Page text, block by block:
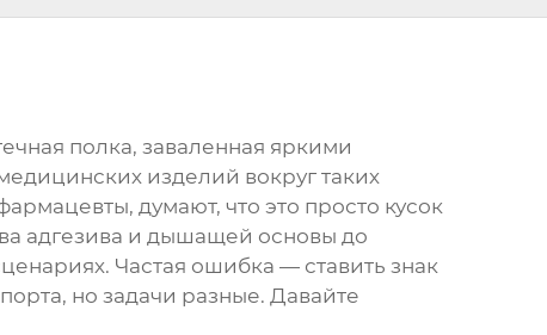
полка, заваленная яркими
изделий вокруг таких
думают, что это просто кусок
адгезива и дышащей основы до
Частая ошибка — ставить знак
но задачи разные. Давайте